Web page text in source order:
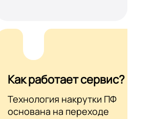
Как работает сервис?
Технология накрутки ПФ
основана на переходе